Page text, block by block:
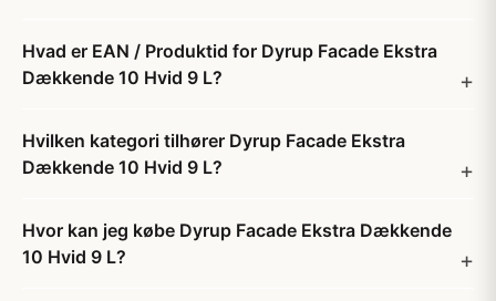
Hvad er EAN / Produktid for Dyrup Facade Ekstra
Dækkende 10 Hvid 9 L?
Hvilken kategori tilhører Dyrup Facade Ekstra
Dækkende 10 Hvid 9 L?
Hvor kan jeg købe Dyrup Facade Ekstra Dækkende
10 Hvid 9 L?